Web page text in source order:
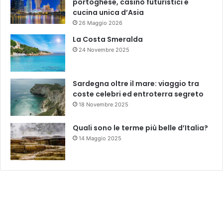
portoghese, casinò futuristici e
cucina unica d’Asia
26 Maggio 2026
La Costa Smeralda
24 Novembre 2025
Sardegna oltre il mare: viaggio tra
coste celebri ed entroterra segreto
18 Novembre 2025
Quali sono le terme più belle d’Italia?
14 Maggio 2025